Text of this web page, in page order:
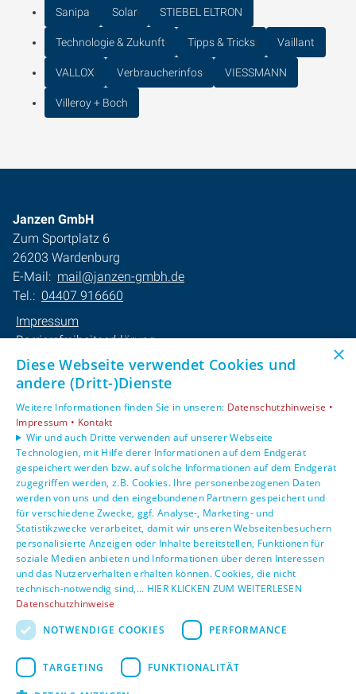
Sanipa Solar STIEBEL ELTRON
Technologie & Zukunft Tipps & Tricks Vaillant
VALLOX Verbraucherinfos VIESSMANN
Villeroy + Boch
Janzen GmbH
Zum Sportplatz 6
26203 Wardenburg
E-Mail: mail@janzen-gmbh.de
Tel.: 04407 916660
Impressum
Barrierefreiheitserklärung
Datenschutzerklärung
AGB
Unsere Bereiche
Privatkunden
Gewerbekunden
Karriere
Unternehmen
Kontakt
×
Diese Webseite verwendet Cookies und
andere (Dritt-)Dienste
Weitere Informationen finden Sie in unseren: Datenschutzhinweise •
Impressum • Kontakt
Wir und auch Dritte verwenden auf unserer Webseite
Technologien, mit Hilfe derer Informationen auf dem Endgerät
gespeichert werden bzw. auf solche Informationen auf dem Endgerät
zugegriffen werden, z.B. Cookies. Ihre personenbezogenen Daten
werden von uns und den eingebundenen Partnern gespeichert und
für verschiedene Zwecke, ggf. Analyse-, Marketing- und
Statistikzwecke verarbeitet, damit wir unseren Webseitenbesuchern
personalisierte Anzeigen oder Inhalte bereitstellen, Funktionen für
soziale Medien anbieten und Informationen über deren Interessen
und das Nutzerverhalten erhalten können. Cookies, die nicht
technisch-notwendig sind,... HIER KLICKEN ZUM WEITERLESEN
Datenschutzhinweise
NOTWENDIGE COOKIES
PERFORMANCE
TARGETING FUNKTIONALITÄT